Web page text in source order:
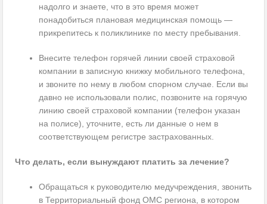
надолго и знаете, что в это время может
понадобиться плановая медицинская помощь —
прикрепитесь к поликлинике по месту пребывания.
Внесите телефон горячей линии своей страховой
компании в записную книжку мобильного телефона,
и звоните по нему в любом спорном случае. Если вы
давно не использовали полис, позвоните на горячую
линию своей страховой компании (телефон указан
на полисе), уточните, есть ли данные о нем в
соответствующем регистре застрахованных.
Что делать, если вынуждают платить за лечение?
Обращаться к руководителю медучреждения, звонить
в Территориальный фонд ОМС региона, в котором